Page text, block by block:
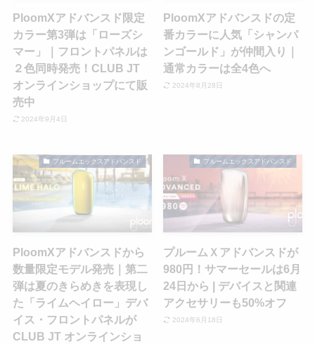
PloomXアドバンスド限定
カラー第3弾は「ローズシ
マー」｜フロントパネルは
２色同時発売！CLUB JT
オンラインショップにて販
売中
2024年9月4日
PloomXアドバンスドの定
番カラーに人気「シャンパ
ンゴールド」が仲間入り｜
通常カラーは全4色へ
2024年8月28日
プルームエックスアドバンスド
PloomXアドバンスドから
数量限定モデル発売｜第二
弾は夏のきらめきを表現し
た「ライムヘイロー」デバ
イス・フロントパネルが
CLUB JT オンラインショ
プルームエックスアドバンスド
プルームＸアドバンスドが
980円！サマーセールは6月
24日から | デバイスと関連
アクセサリーも50%オフ
2024年6月18日